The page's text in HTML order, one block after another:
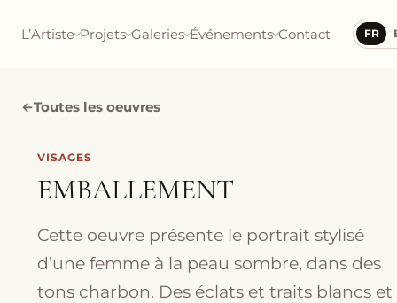
L’Artiste Projets Galeries Événements Contact FR
←Toutes les oeuvres
VISAGES
EMBALLEMENT
Cette oeuvre présente le portrait stylisé
d’une femme à la peau sombre, dans des
tons charbon. Des éclats et traits blancs et